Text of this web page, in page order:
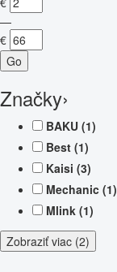
—
€
Go
Značky›
BAKU (1)
Best (1)
Kaisi (3)
Mechanic (1)
Mlink (1)
Zobraziť viac (2)